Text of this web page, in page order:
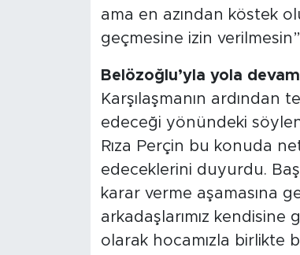
ama en azından köstek
geçmesine izin
Belözoğlu’yla yola devam
Karşılaşmanın ardından
edeceği yönündeki
Rıza Perçin bu konuda
edeceklerini duyurdu.
karar verme aşamasına
arkadaşlarımız
olarak hocamızla birlikte